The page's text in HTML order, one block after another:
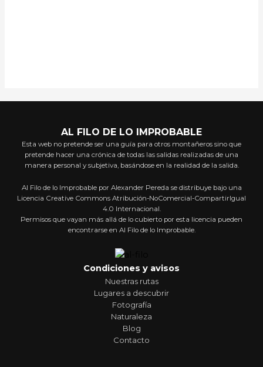
AL FILO DE LO IMPROBABLE
Esta web no pretende ser una guía para otros montañeros sino que
pretende hacer una crónica de todas las salidas realizadas de una
manera personal y subjetiva, basándose en la realidad de la salida.
Al Filo de lo Improbable por Alexander Pereda se distribuye bajo una
Licencia Creative Commons Atribución-NoComercial-CompartirIgual
4.0 Internacional.
Permisos que vayan más allá de lo cubierto por esta licencia pueden
encontrarse en Al Filo de lo Improbable.
Condiciones y avisos
Nuestras rutas
Lugares a descubrir
Fotografía
Naturaleza
Blog
Contacto